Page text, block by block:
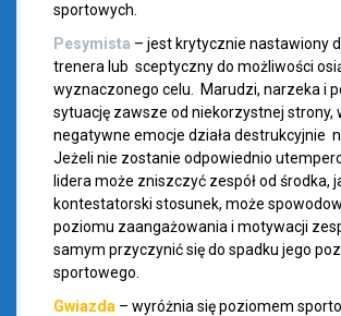
sportowych.
Pesymista – jest krytycznie nastawiony
trenera lub sceptyczny do możliwości
wyznaczonego celu. Marudzi, narzeka i
sytuację zawsze od niekorzystnej strony,
negatywne emocje działa destrukcyjnie
Jeżeli nie zostanie odpowiednio
lidera może zniszczyć zespół od środka,
kontestatorski stosunek, może
poziomu zaangażowania i motywacji
samym przyczynić się do spadku jego
sportowego.
Gwiazda – wyróżnia się poziomem